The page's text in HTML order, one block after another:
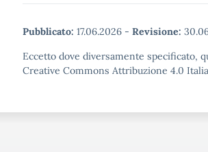
Pubblicato: 17.06.2026 - Revisione:
Eccetto dove diversamente specificato,
Creative Commons Attribuzione 4.0